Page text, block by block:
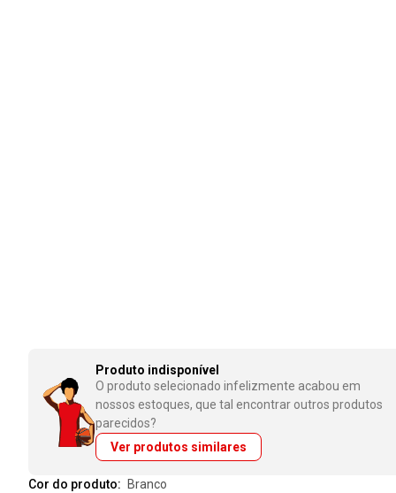
Produto indisponível
O produto selecionado infelizmente acabou em
nossos estoques, que tal encontrar outros produtos
parecidos?
Ver produtos similares
Cor do produto: branco